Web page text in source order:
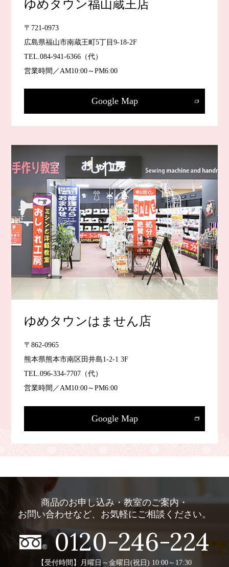
ゆめタウン福山蔵王店
〒721-0973
広島県福山市南蔵王町5丁目9-18-2F
TEL. 084-941-6366（代）
営業時間／AM10:00～PM6:00
Google Map
ゆめタウンはません店
〒862-0965
熊本県熊本市南区田井島1-2-1 3F
TEL.096-334-7707（代）
営業時間／AM10:00～PM6:00
Google Map
商品のお申し込み・教室のご案内・
お問い合わせなど、お気軽にご相談ください。
0120-246-224
【受付時間】月曜日～金曜日(祝日) 10:00～17:30